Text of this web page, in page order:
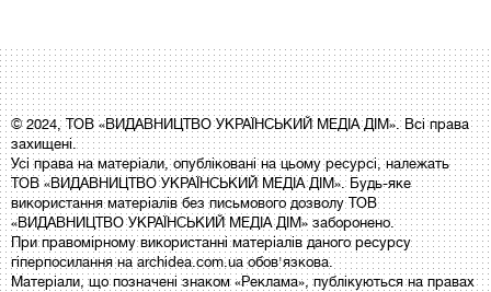
© 2024, ТОВ «ВИДАВНИЦТВО УКРАЇНСЬКИЙ МЕДІА ДІМ». Всі права
захищені.
Усі права на матеріали, опубліковані на цьому ресурсі, належать
ТОВ «ВИДАВНИЦТВО УКРАЇНСЬКИЙ МЕДІА ДІМ». Будь-яке
використання матеріалів без письмового дозволу ТОВ
«ВИДАВНИЦТВО УКРАЇНСЬКИЙ МЕДІА ДІМ» заборонено.
При правомірному використанні матеріалів даного ресурсу
гіперпосилання на archidea.com.ua обов'язкова.
Матеріали, що позначені знаком «Реклама», публікуються на правах